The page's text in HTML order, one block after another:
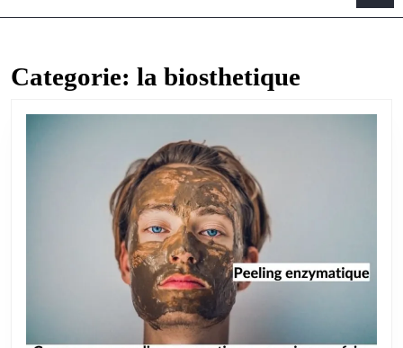
Categorie: la biosthetique